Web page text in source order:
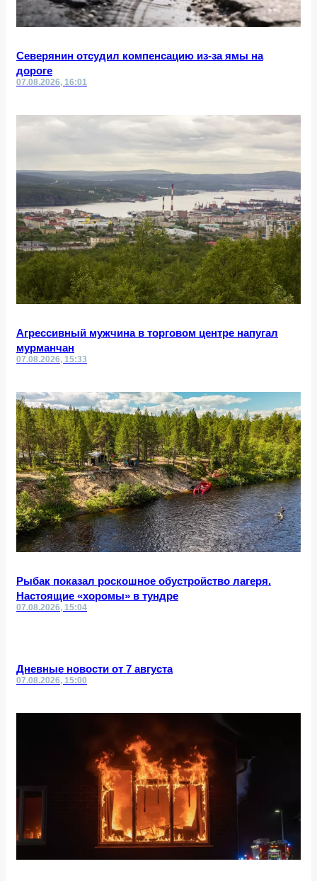
Северянин отсудил компенсацию из-за ямы на
дороге
07.08.2026, 16:01
Агрессивный мужчина в торговом центре напугал
мурманчан
07.08.2026, 15:33
Рыбак показал роскошное обустройство лагеря.
Настоящие «хоромы» в тундре
07.08.2026, 15:04
Дневные новости от 7 августа
07.08.2026, 15:00